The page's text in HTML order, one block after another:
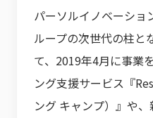
パーソルイノベーショ
ループの次世代の柱と
て、2019年4月に事業
ング支援サービス『
ング キャンプ）』や